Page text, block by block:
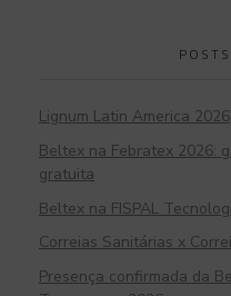
Lignum Latin America 2026
Beltex na Febratex 2026:
gratuita
Beltex na FISPAL
Correias Sanitárias x
Presença confirmada da